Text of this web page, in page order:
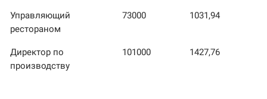
Управляющий
рестораном
73000 1031,94
Директор по
производству
101000 1427,76